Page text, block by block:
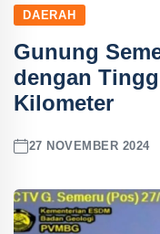
DAERAH
Gunung
dengan
Kilometer
27 NOVEMBER 2024